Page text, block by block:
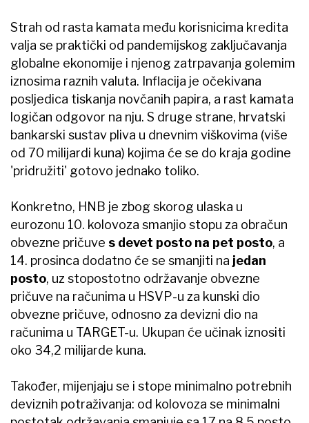
Strah od rasta kamata među korisnicima kredita
valja se praktički od pandemijskog zaključavanja
globalne ekonomije i njenog zatrpavanja golemim
iznosima raznih valuta. Inflacija je očekivana
posljedica tiskanja novčanih papira, a rast kamata
logičan odgovor na nju. S druge strane, hrvatski
bankarski sustav pliva u dnevnim viškovima (više
od 70 milijardi kuna) kojima će se do kraja godine
'pridružiti' gotovo jednako toliko.
Konkretno, HNB je zbog skorog ulaska u
eurozonu 10. kolovoza smanjio stopu za obračun
obvezne pričuve s devet posto na pet posto, a
14. prosinca dodatno će se smanjiti na jedan
posto, uz stopostotno održavanje obvezne
pričuve na računima u HSVP-u za kunski dio
obvezne pričuve, odnosno za devizni dio na
računima u TARGET-u. Ukupan će učinak iznositi
oko 34,2 milijarde kuna.
Također, mijenjaju se i stope minimalno potrebnih
deviznih potraživanja: od kolovoza se minimalni